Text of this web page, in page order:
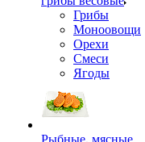
Грибы
Моноовощи
Орехи
Смеси
Ягоды
Рыбные, мясные